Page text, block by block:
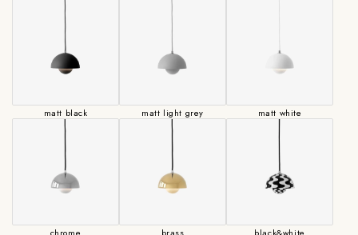
matt black matt light grey matt white
chrome brass black&white